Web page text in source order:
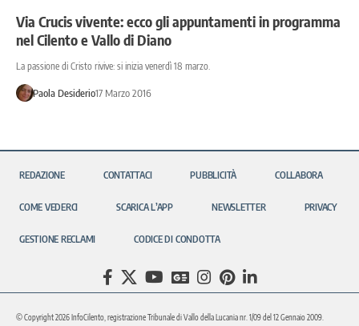
Via Crucis vivente: ecco gli appuntamenti in programma
nel Cilento e Vallo di Diano
La passione di Cristo rivive: si inizia venerdì 18 marzo.
Paola Desiderio17 Marzo 2016
REDAZIONE CONTATTACI PUBBLICITÀ COLLABORA
COME VEDERCI SCARICA L’APP NEWSLETTER PRIVACY
GESTIONE RECLAMI CODICE DI CONDOTTA
© Copyright 2026 InfoCilento, registrazione Tribunale di Vallo della Lucania nr. 1/09 del 12 Gennaio 2009.